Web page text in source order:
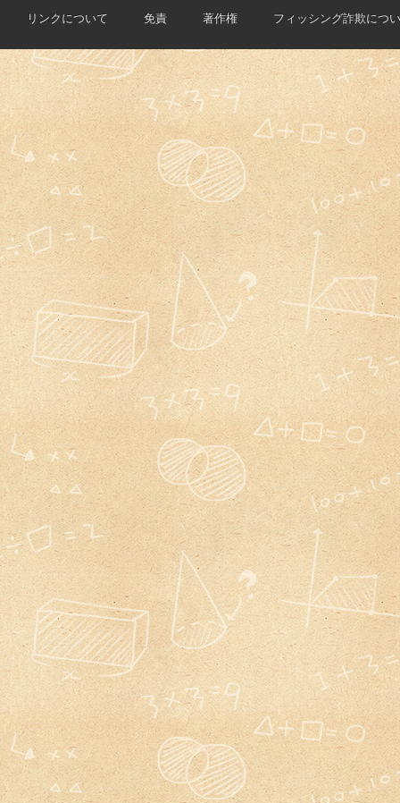
リンクについて 免責 著作権 フィッシング詐欺につ